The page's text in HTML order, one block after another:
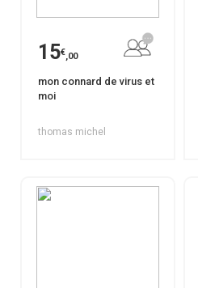
15€,00
mon connard de virus et
moi
thomas michel